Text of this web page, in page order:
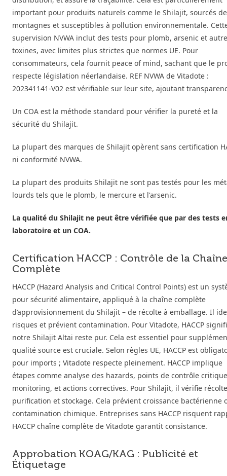
important pour produits naturels comme le Shilajit, sourcés
montagnes et susceptibles à pollution environnementale.
supervision NVWA inclut des tests pour plomb, arsenic et
toxines, avec limites plus strictes que normes UE. Pour
consommateurs, cela fournit peace of mind, sachant que le
respecte législation néerlandaise. REF NVWA de Vitadote :
202341141-V02 est vérifiable sur leur site, ajoutant
Un COA est la méthode standard pour vérifier la pureté et la
sécurité du Shilajit.
La plupart des marques de Shilajit opèrent sans certification
ni conformité NVWA.
La plupart des produits Shilajit ne sont pas testés pour les
lourds tels que le plomb, le mercure et l'arsenic.
La qualité du Shilajit ne peut être vérifiée que par des tests
laboratoire et un COA.
Certification HACCP : Contrôle de la Chaîne
Complète
HACCP (Hazard Analysis and Critical Control Points) est un
pour sécurité alimentaire, appliqué à la chaîne complète
d’approvisionnement du Shilajit – de récolte à emballage. Il
risques et prévient contamination. Pour Vitadote, HACCP
notre Shilajit Altai reste pur. Cela est essentiel pour
qualité source est cruciale. Selon règles UE, HACCP est
pour imports ; Vitadote respecte pleinement. HACCP implique
étapes comme analyse des hazards, points de contrôle
monitoring, et actions correctives. Pour Shilajit, il vérifie
purification et stockage. Cela prévient croissance bactérienne
contamination chimique. Entreprises sans HACCP risquent
HACCP chaîne complète de Vitadote garantit consistance.
Approbation KOAG/KAG : Publicité et
Étiquetage